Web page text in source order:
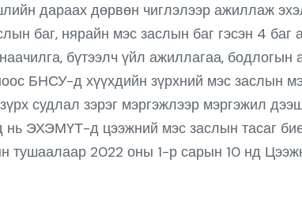
дараах дөрвөн чиглэлээр ажиллаж
баг, нярайн мэс заслын баг гэсэн 4
бүтээлч үйл ажиллагаа,
БНСУ-д хүүхдийн зүрхний мэс заслын
судлал зэрэг мэргэжлээр мэргэжил
нь ЭХЭМҮТ-д цээжний мэс заслын тасаг
2022 оны 1-р сарын 10 нд